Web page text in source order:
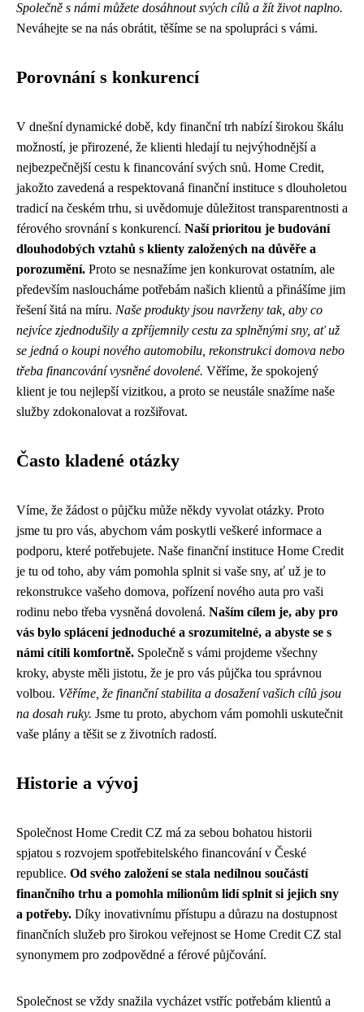
Společně s námi můžete dosáhnout svých cílů a žít život naplno.
Neváhejte se na nás obrátit, těšíme se na spolupráci s vámi.
Porovnání s konkurencí
V dnešní dynamické době, kdy finanční trh nabízí širokou škálu
možností, je přirozené, že klienti hledají tu nejvýhodnější a
nejbezpečnější cestu k financování svých snů. Home Credit,
jakožto zavedená a respektovaná finanční instituce s dlouholetou
tradicí na českém trhu, si uvědomuje důležitost transparentnosti a
férového srovnání s konkurencí. Naší prioritou je budování
dlouhodobých vztahů s klienty založených na důvěře a
porozumění. Proto se nesnažíme jen konkurovat ostatním, ale
především nasloucháme potřebám našich klientů a přinášíme jim
řešení šitá na míru. Naše produkty jsou navrženy tak, aby co
nejvíce zjednodušily a zpříjemnily cestu za splněnými sny, ať už
se jedná o koupi nového automobilu, rekonstrukci domova nebo
třeba financování vysněné dovolené. Věříme, že spokojený
klient je tou nejlepší vizitkou, a proto se neustále snažíme naše
služby zdokonalovat a rozšiřovat.
Často kladené otázky
Víme, že žádost o půjčku může někdy vyvolat otázky. Proto
jsme tu pro vás, abychom vám poskytli veškeré informace a
podporu, které potřebujete. Naše finanční instituce Home Credit
je tu od toho, aby vám pomohla splnit si vaše sny, ať už je to
rekonstrukce vašeho domova, pořízení nového auta pro vaši
rodinu nebo třeba vysněná dovolená. Naším cílem je, aby pro
vás bylo splácení jednoduché a srozumitelné, a abyste se s
námi cítili komfortně. Společně s vámi projdeme všechny
kroky, abyste měli jistotu, že je pro vás půjčka tou správnou
volbou. Věříme, že finanční stabilita a dosažení vašich cílů jsou
na dosah ruky. Jsme tu proto, abychom vám pomohli uskutečnit
vaše plány a těšit se z životních radostí.
Historie a vývoj
Společnost Home Credit CZ má za sebou bohatou historii
spjatou s rozvojem spotřebitelského financování v České
republice. Od svého založení se stala nedílnou součástí
finančního trhu a pomohla milionům lidí splnit si jejich sny
a potřeby. Díky inovativnímu přístupu a důrazu na dostupnost
finančních služeb pro širokou veřejnost se Home Credit CZ stal
synonymem pro zodpovědné a férové půjčování.
Společnost se vždy snažila vycházet vstříc potřebám klientů a